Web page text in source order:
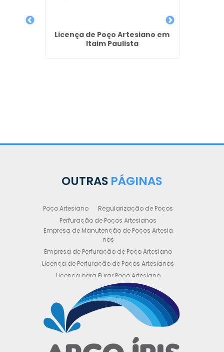
Licença de Poço Artesiano em
Itaim Paulista
OUTRAS PÁGINAS
Poço Artesiano
Regularização de Poços
Perfuração de Poços Artesianos
Empresa de Manutenção de Poços Artesia
nos
Empresa de Perfuração de Poço Artesiano
Licença de Perfuração de Poços Artesianos
Licença para Furar Poço Artesiano
Licença para Perfuração de Poço Artesiano
Licença para Poço Semi Artesiano
Manutenção de Poço Semi Artesiano
Manutenção Preventiva de Poços Artesiano
Obtenha sua Licença de Perfuração de Poç
o Artesiano